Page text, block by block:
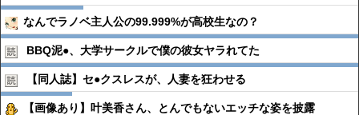
なんでラノベ主人公の99.999%が高校生なの？
BBQ泥●︎、大学サークルで僕の彼女ヤラれてた
【同人誌】セ●︎クスレスが、人妻を狂わせる
【画像あり】叶美香さん、とんでもないエッチな姿を披露